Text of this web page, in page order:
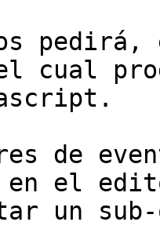
cual
de
en el
un